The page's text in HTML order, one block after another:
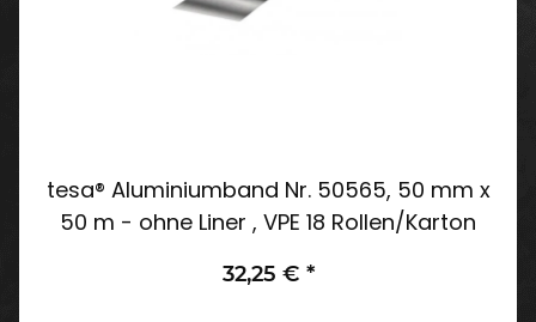
tesa® Aluminiumband Nr. 50565, 50 mm x
50 m - ohne Liner , VPE 18 Rollen/Karton
32,25 € *